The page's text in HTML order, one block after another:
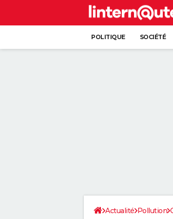
POLITIQUE SOCIÉTÉ
Actualité Pollution